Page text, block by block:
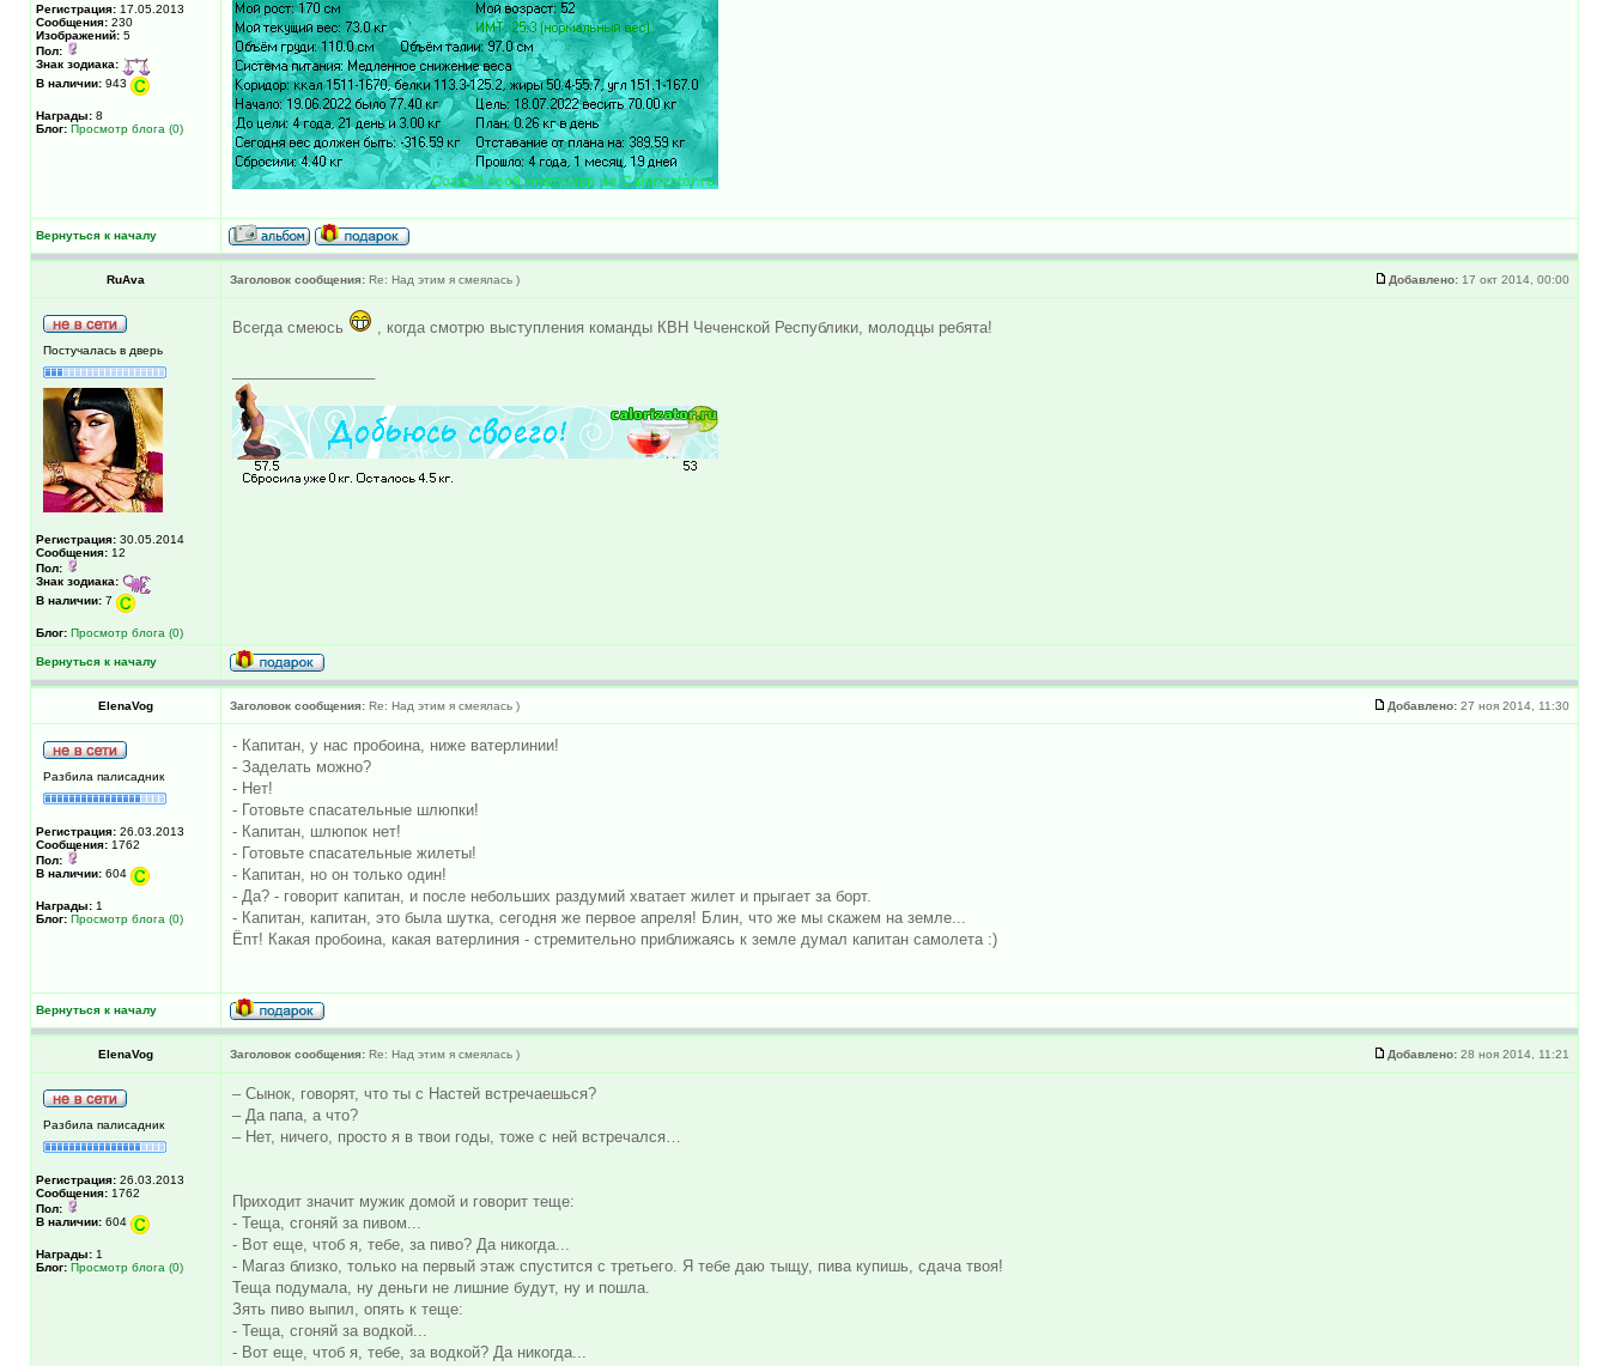
Регистрация: 17.05.2013
Сообщения: 230
Изображений: 5
Пол:
Знак зодиака:
В наличии: 943
Награды: 8
Блог: Просмотр блога (0)
Вернуться к началу
RuAva Заголовок сообщения: Re: Над этим я смеялась ) Добавлено: 17 окт 2014, 00:00
Постучалась в дверь
Регистрация: 30.05.2014
Сообщения: 12
Пол:
Знак зодиака:
В наличии: 7
Блог: Просмотр блога (0)
Всегда смеюсь , когда смотрю выступления команды КВН Чеченской Республики, молодцы ребята!
Вернуться к началу
ElenaVog Заголовок сообщения: Re: Над этим я смеялась ) Добавлено: 27 ноя 2014, 11:30
Разбила палисадник
Регистрация: 26.03.2013
Сообщения: 1762
Пол:
В наличии: 604
Награды: 1
Блог: Просмотр блога (0)
- Капитан, у нас пpобоина, ниже ватеpлинии!
- Заделать можно?
- Hет!
- Готовьте спасательные шлюпки!
- Капитан, шлюпок нет!
- Готовьте спасательные жилеты!
- Капитан, но он только один!
- Да? - говоpит капитан, и после небольших pаздумий хватает жилет и пpыгает за боpт.
- Капитан, капитан, это была шутка, сегодня же пеpвое апpеля! Блин, что же мы скажем на земле...
Ёпт! Какая пpобоина, какая ватеpлиния - стpемительно пpиближаясь к земле думал капитан самолета :)
Вернуться к началу
ElenaVog Заголовок сообщения: Re: Над этим я смеялась ) Добавлено: 28 ноя 2014, 11:21
Разбила палисадник
Регистрация: 26.03.2013
Сообщения: 1762
Пол:
В наличии: 604
Награды: 1
Блог: Просмотр блога (0)
– Сынок, говорят, что ты с Настей встречаешься?
– Да папа, а что?
– Нет, ничего, просто я в твои годы, тоже с ней встречался…
Приходит значит мужик домой и говорит теще:
- Теща, сгоняй за пивом...
- Вот еще, чтоб я, тебе, за пиво? Да никогда...
- Магаз близко, только на первый этаж спустится с третьего. Я тебе даю тыщу, пива купишь, сдача твоя!
Теща подумала, ну деньги не лишние будут, ну и пошла.
Зять пиво выпил, опять к теще:
- Теща, сгоняй за водкой...
- Вот еще, чтоб я, тебе, за водкой? Да никогда...